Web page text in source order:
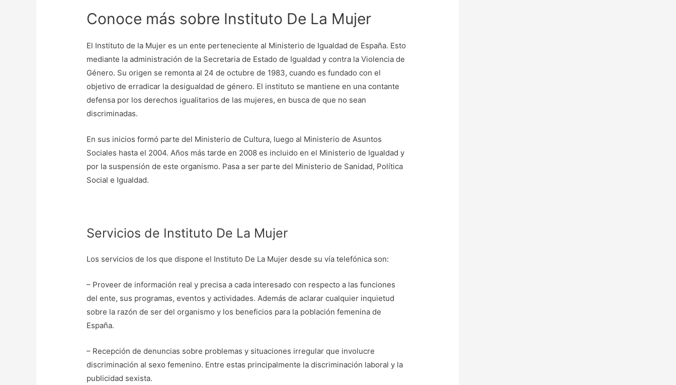
Conoce más sobre Instituto De La Mujer
El Instituto de la Mujer es un ente perteneciente al Ministerio de Igualdad de España. Esto
mediante la administración de la Secretaria de Estado de Igualdad y contra la Violencia de
Género. Su origen se remonta al 24 de octubre de 1983, cuando es fundado con el
objetivo de erradicar la desigualdad de género. El instituto se mantiene en una contante
defensa por los derechos igualitarios de las mujeres, en busca de que no sean
discriminadas.
En sus inicios formó parte del Ministerio de Cultura, luego al Ministerio de Asuntos
Sociales hasta el 2004. Años más tarde en 2008 es incluido en el Ministerio de Igualdad y
por la suspensión de este organismo. Pasa a ser parte del Ministerio de Sanidad, Política
Social e Igualdad.
Servicios de Instituto De La Mujer
Los servicios de los que dispone el Instituto De La Mujer desde su vía telefónica son:
– Proveer de información real y precisa a cada interesado con respecto a las funciones
del ente, sus programas, eventos y actividades. Además de aclarar cualquier inquietud
sobre la razón de ser del organismo y los beneficios para la población femenina de
España.
– Recepción de denuncias sobre problemas y situaciones irregular que involucre
discriminación al sexo femenino. Entre estas principalmente la discriminación laboral y la
publicidad sexista.